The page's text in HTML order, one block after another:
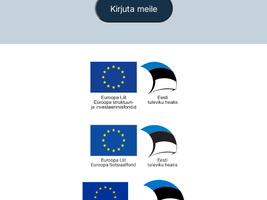
Kirjuta meile